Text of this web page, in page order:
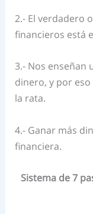
2.- El verdadero
financieros está
3.- Nos enseñan
dinero, y por
la rata.
4.- Ganar más
financiera.
Sistema de 7